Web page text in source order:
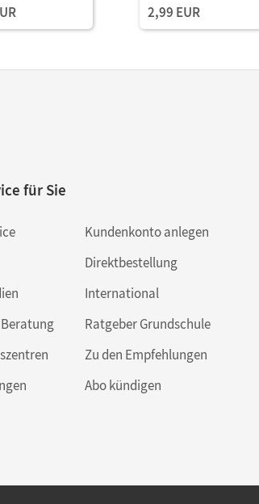
2,99 EUR
für Sie
Kundenkonto anlegen
Direktbestellung
International
Ratgeber Grundschule
Zu den Empfehlungen
Abo kündigen